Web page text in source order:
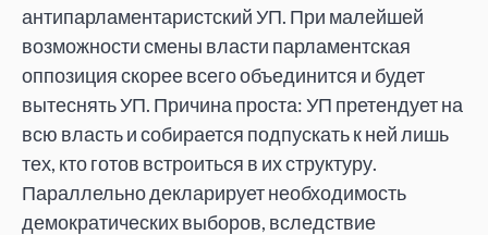
антипарламентаристский УП. При малейшей
возможности смены власти парламентская
оппозиция скорее всего объединится и будет
вытеснять УП. Причина проста: УП претендует на
всю власть и собирается подпускать к ней лишь
тех, кто готов встроиться в их структуру.
Параллельно декларирует необходимость
демократических выборов, вследствие